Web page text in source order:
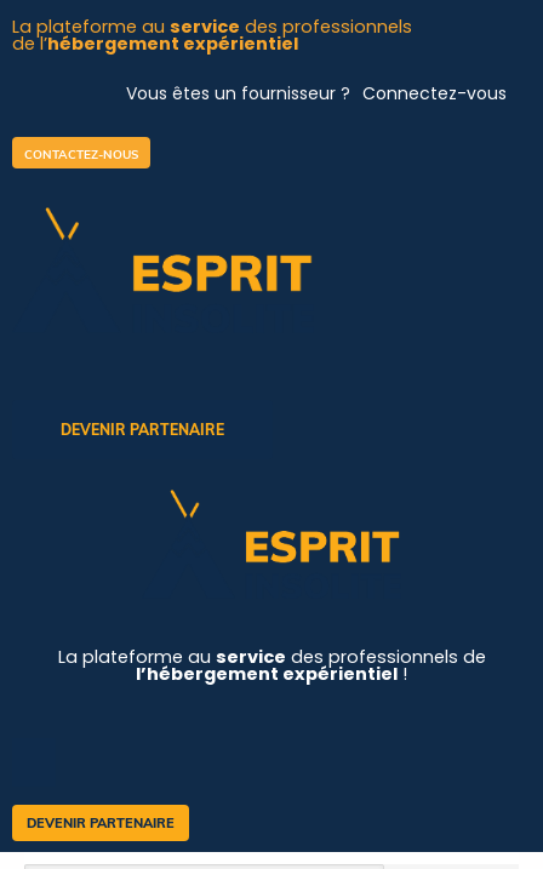
Aller
au
La plateforme au service des professionnels
de l’hébergement expérientiel
Vous êtes un fournisseur ? Connectez-vous
CONTACTEZ-NOUS
DEVENIR PARTENAIRE
La plateforme au service des professionnels de
l’hébergement expérientiel !
DEVENIR PARTENAIRE